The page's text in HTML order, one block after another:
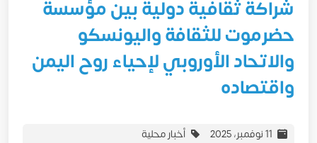
شراكة ثقافية دولية بين مؤسسة
حضرموت للثقافة واليونسكو
والاتحاد الأوروبي لإحياء روح اليمن
واقتصاده
11 نوفمبر، 2025
أخبار محلية